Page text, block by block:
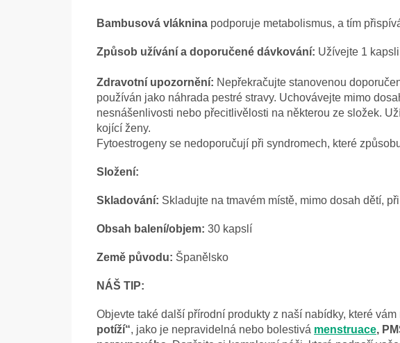
Bambusová vláknina podporuje metabolismus, a tím
Způsob užívání a doporučené dávkování: Užívejte 1
Zdravotní upozornění: Nepřekračujte stanovenou
používán jako náhrada pestré stravy. Uchovávejte mimo
nesnášenlivosti nebo přecitlivělosti na některou ze složek.
kojící ženy.
Fytoestrogeny se nedoporučují při syndromech, které
Složení:
Skladování: Skladujte na tmavém místě, mimo dosah dětí,
Obsah balení/objem: 30 kapslí
Země původu: Španělsko
NÁŠ TIP:
Objevte také další přírodní produkty z naší nabídky, které
potíží“, jako je nepravidelná nebo bolestivá menstruace,